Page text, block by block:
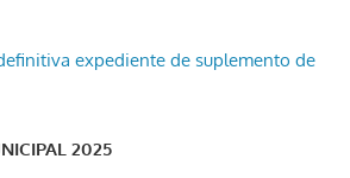
expediente de suplemento de
2025